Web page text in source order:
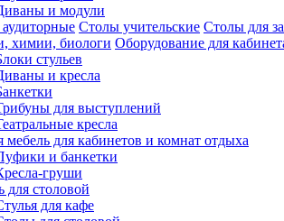
и модули
Столы учительские Столы для
химии, биологи Оборудование для
стульев
и кресла
для выступлений
кресла
мебель для кабинетов и комнат отдыха
и банкетки
груши
для столовой
для кафе